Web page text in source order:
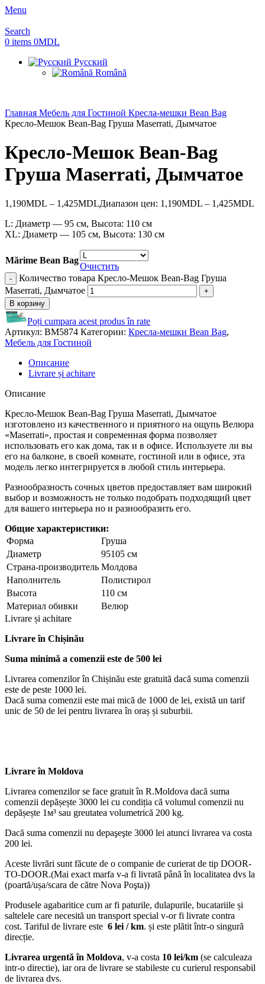
Menu
Search
0 items 0MDL
Русский
Română
Главная Мебель для Гостиной Кресла-мешки Bean Bag
Кресло-Мешок Bean-Bag Груша Maserrati, Дымчатое
Кресло-Мешок Bean-Bag
Груша Maserrati, Дымчатое
1,190MDL – 1,425MDLДиапазон цен: 1,190MDL – 1,425MDL
L: Диаметр — 95 см, Высота: 110 см
XL: Диаметр — 105 см, Высота: 130 см
Mărime Bean Bag
Очистить
Количество товара Кресло-Мешок Bean-Bag Груша
Maserrati, Дымчатое
В корзину
Poți cumpara acest produs în rate
Артикул: BM5874 Категории: Кресла-мешки Bean Bag,
Мебель для Гостиной
Описание
Livrare și achitare
Описание
Кресло-Мешок Bean-Bag Груша Maserrati, Дымчатое
изготовленo из качественного и приятного на ощупь Велюра
«Maserrati», простая и современная форма позволяет
использовать его как дома, так и в офисе. Используете ли вы
его на балконе, в своей комнате, гостиной или в офисе, эта
модель легко интегрируется в любой стиль интерьера.
Разнообразность сочных цветов предоставляет вам широкий
выбор и возможность не только подобрать подходящий цвет
для вашего интерьера но и разнообразить его.
Общие характеристики:
Форма
Груша
Диаметр
95105 см
Страна-производитель Молдова
Наполнитель
Полистирол
Высота
110 см
Материал обивки
Велюр
Livrare și achitare
Livrareîn Chișinău
Suma minimă a comenzii este de 500 lei
Livrarea comenzilor în Chișinău este gratuită dacă suma comenzii
este de peste 1000 lei.
Dacă suma comenzii este mai mică de 1000 de lei, există un tarif
unic de 50 de lei pentru livrarea în oraș și suburbii.
Livrare în Moldova
Livrarea comenzilor se face gratuit în R.Moldova dacă suma
comenzii depășește 3000 lei cu condiția că volumul comenzii nu
depășește 1м³ sau greutatea volumetrică 200 kg.
Dacă suma comenzii nu depaşeşte 3000 lei atunci livrarea va costa
200 lei.
Aceste livrări sunt făcute de o companie de curierat de tip DOOR-
TO-DOOR.(Mai exact marfa v-a fi livrată până în localitatea dvs la
(poartă/ușa/scara de către Nova Poşta))
Produsele agabaritice cum ar fi paturile, dulapurile, bucatariile și
saltelele care necesită un transport special v-or fi livrate contra
cost. Tariful de livrare este 6 lei / km. și este plătit într-o singură
direcție.
Livrarea urgentă în Moldova, v-a costa 10 lei/km (se calculeaza
intr-o directie), iar ora de livrare se stabileste cu curierul responsabil
de livrarea dvs.